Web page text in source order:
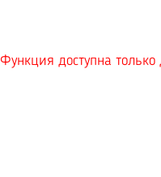
Функция доступна